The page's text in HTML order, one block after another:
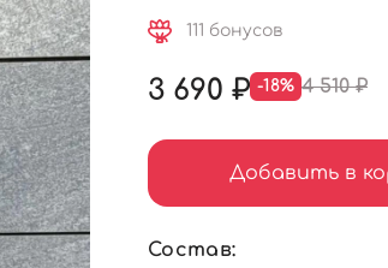
111 бонусов
3 690 ₽ -18% 4 510 ₽
Добавить в
Состав: